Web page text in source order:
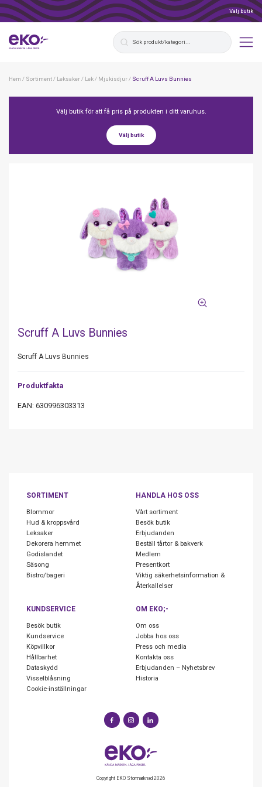
Välj butik
Hem / Sortiment/ Leksaker/ Lek/ Mjukisdjur/ Scruff A Luvs Bunnies
Välj butik för att få pris på produkten i ditt varuhus.
Välj butik
Scruff A Luvs Bunnies
Scruff A Luvs Bunnies
Produktfakta
EAN: 630996303313
SORTIMENT
Blommor
Hud & kroppsvård
Leksaker
Dekorera hemmet
Godislandet
Säsong
Bistro/bageri
HANDLA HOS OSS
Vårt sortiment
Besök butik
Erbjudanden
Beställ tårtor & bakverk
Medlem
Presentkort
Viktig säkerhetsinformation &
Återkallelser
KUNDSERVICE
Besök butik
Kundservice
Köpvillkor
Hållbarhet
Dataskydd
Visselblåsning
Cookie-inställningar
OM EKO;-
Om oss
Jobba hos oss
Press och media
Kontakta oss
Erbjudanden – Nyhetsbrev
Historia
Copyright EKO Stormarknad 2026